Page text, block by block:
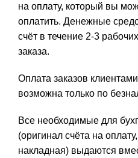
на оплату, который вы
оплатить. Денежные
счёт в течение 2-3
заказа.
Оплата заказов
возможна только по
Все необходимые для
(оригинал счёта на
накладная) выдаются